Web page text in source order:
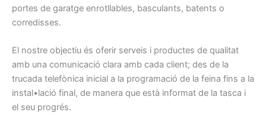
portes de garatge enrotllables, basculants, batents o
corredisses.
El nostre objectiu és oferir serveis i productes de qualitat
amb una comunicació clara amb cada client; des de la
trucada telefònica inicial a la programació de la feina fins a la
instal•lació final, de manera que està informat de la tasca i
el seu progrés.